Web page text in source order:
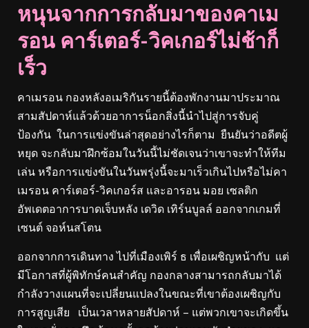
หนุนจากการกลับมาของคาเม
รอน คาร์เตอร์-วิคเกอร์ไม่ช้าก็
เร็ว
คาเมรอน กองหลังอเมริกันรายนี้ต้องพักงานมาประมาณ
สามสัปดาห์แล้วด้วยอาการน็อกสิ่งนี้นำไปสู่การจับคู่
ป้องกัน ในการแข่งขันล่าสุดอย่างไรก็ตาม ยืนยันว่าอดีตผู้
หยุด จะกลับมาฝึกซ้อมในวันนี้ไม่ชัดเจนว่าเขาจะทำให้ทีม
เล่น หรือการแข่งขันในวันพรุ่งนี้จะมาเร็วเกินไปหรือไม่คา
เมรอน คาร์เตอร์-วิคเกอร์ส และอารอน มอย เซลติก
อัพเดตอาการบาดเจ็บหลัง เดวิด เทิร์นบูลล์ ออกจากเกมที่
เซนต์ จอห์นสโตน
ออกจากการเดินทาง ไปที่เมืองเพิร์ ธ เพื่อเผชิญหน้ากับ แต่
มีโอกาสที่ผู้พิทักษ์คนสำคัญ กองกลางสามารถกลับมาได้
กำลังวางแผนที่จะเปลี่ยนแปลงในขณะที่เขาต้องเผชิญกับ
การสูญเสีย เป็นเวลาหลายสัปดาห์ – แต่พวกเขาจะเกิดขึ้น